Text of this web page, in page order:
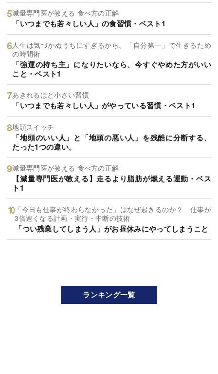
減量専門医が教える 食べ方の正解
「いつまでも若々しい人」の食習慣・ベスト1
人生は気づかぬうちにすぎるから。「自分第一」で生きるため
の時間術
「強運の持ち主」になりたいなら、今すぐやめた方がいい
こと・ベスト1
あきれるほど小さい習慣
「いつまでも若々しい人」がやっている習慣・ベスト1
地頭スイッチ
「地頭のいい人」と「地頭の悪い人」を残酷に分断する、
たった1つの違い。
減量専門医が教える 食べ方の正解
【減量専門医が教える】走るより脂肪が燃える運動・ベス
ト1
「今日も仕事が終わらなかった」はなぜ起きるのか？ 仕事が
3倍速くなる計画・実行・中断の技術
「つい残業してしまう人」がお昼休みにやってしまうこと
ランキング一覧